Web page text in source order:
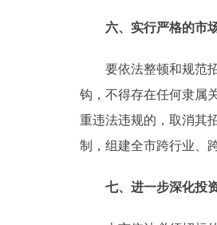
六、实行严格的市
要依法整顿和规范招
钩，不得存在任何隶属
重违法违规的，取消其
制，组建全市跨行业、
七、进一步深化投